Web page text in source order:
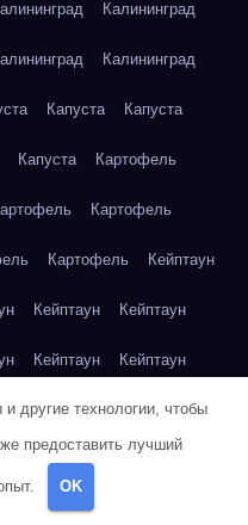
Калининград
Калининград
Капуста Капуста
Капуста Картофель
Картофель
Картофель Кейптаун
Кейптаун Кейптаун
Кейптаун Кейптаун
Кейптаун Кейптаун
Кейптаун
Клубника
другие технологии, чтобы
предоставить лучший
OK